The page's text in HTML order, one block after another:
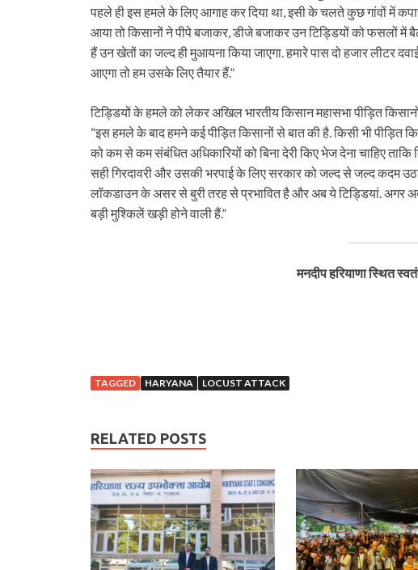
पहले ही इस हमले के लिए आगाह कर दिया था, इसी के चलते कुछ गांवों में
आया तो किसानों ने पीपे बजाकर, डीजे बजाकर उन टिड्डियों को फसलों में
हैं उन खेतों का जल्द ही मुआयना किया जाएगा. हमारे पास दो हजार लीटर
आएगा तो हम उसके लिए तैयार हैं.”
टिड्डियों के हमले को लेकर अखिल भारतीय किसान महासभा पीड़ित
“इस हमले के बाद हमने कई पीड़ित किसानों से बात की है. किसी भी पीड़ित
को कम से कम संबंधित अधिकारियों को बिना देरी किए भेज देना चाहिए
सही गिरदावरी और उसकी भरपाई के लिए सरकार को जल्द से जल्द कदम
लॉकडाउन के असर से बुरी तरह से प्रभावित है और अब ये टिड्डियां. अगर
बड़ी मुश्किलें खड़ी होने वाली हैं.”
मनदीप हरियाणा स्थित
TAGGED HARYANA LOCUST ATTACK
RELATED POSTS